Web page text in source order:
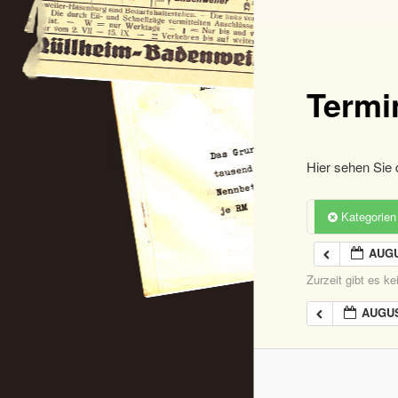
Hier sehen Sie
Kategorien
Zurzeit gibt es